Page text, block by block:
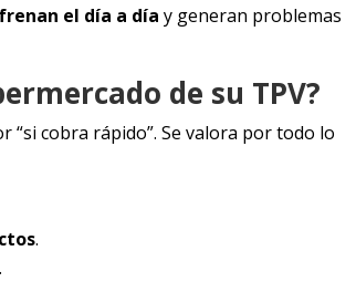
frenan el día a día y generan problemas
de su TPV?
“si cobra rápido”. Se valora por todo lo
.